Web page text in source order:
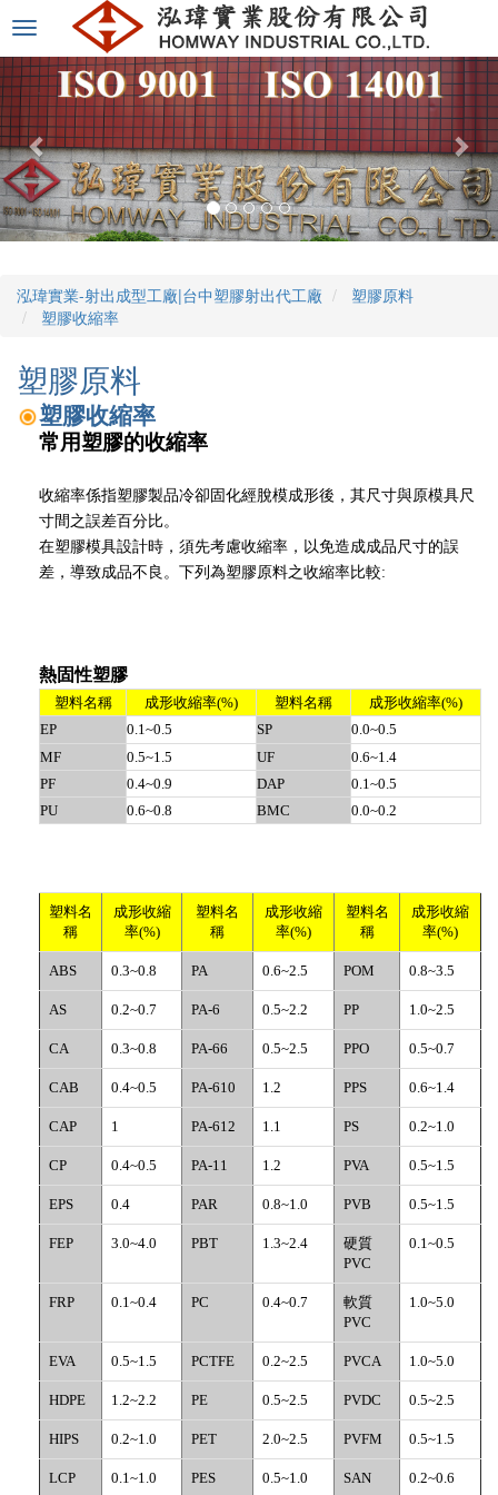
選
單
切
換
泓瑋實業-射出成型工廠|台中塑膠射出代工廠
塑膠原料
塑膠收縮率
塑膠原料
塑膠收縮率
常用塑膠的收縮率
收縮率係指塑膠製品冷卻固化經脫模成形後，其尺寸與原模具尺
寸間之誤差百分比。
在塑膠模具設計時，須先考慮收縮率，以免造成成品尺寸的誤
差，導致成品不良。下列為塑膠原料之收縮率比較:
熱固性塑膠
塑料名稱 成形收縮率(%) 塑料名稱
成形收縮率(%)
EP
0.1~0.5 SP
0.0~0.5
MF
0.5~1.5 UF
0.6~1.4
PF
0.4~0.9 DAP
0.1~0.5
PU
0.6~0.8 BMC 0.0~0.2
塑料名
稱
成形收縮
率(%)
塑料名
稱
成形收縮
率(%)
塑料名
稱
成形收縮
率(%)
ABS 0.3~0.8 PA 0.6~2.5 POM 0.8~3.5
AS 0.2~0.7 PA-6 0.5~2.2 PP 1.0~2.5
CA 0.3~0.8 PA-66 0.5~2.5 PPO 0.5~0.7
CAB 0.4~0.5 PA-610 1.2 PPS 0.6~1.4
CAP 1 PA-612 1.1 PS 0.2~1.0
CP 0.4~0.5 PA-11 1.2 PVA 0.5~1.5
EPS 0.4 PAR 0.8~1.0 PVB 0.5~1.5
FEP 3.0~4.0 PBT 1.3~2.4
硬質
PVC
0.1~0.5
FRP 0.1~0.4 PC 0.4~0.7
軟質
PVC
1.0~5.0
EVA 0.5~1.5 PCTFE 0.2~2.5 PVCA 1.0~5.0
HDPE 1.2~2.2 PE 0.5~2.5 PVDC 0.5~2.5
HIPS 0.2~1.0 PET 2.0~2.5 PVFM 0.5~1.5
LCP 0.1~1.0 PES 0.5~1.0 SAN 0.2~0.6